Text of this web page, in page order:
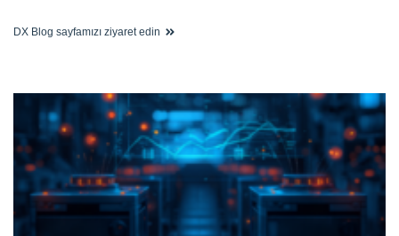
DX Blog sayfamızı ziyaret edin